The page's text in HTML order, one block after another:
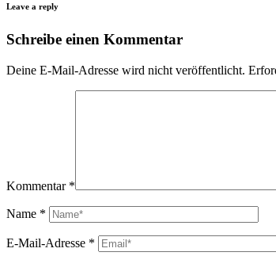
Leave a reply
Schreibe einen Kommentar
Deine E-Mail-Adresse wird nicht veröffentlicht.
Kommentar *
Name *
E-Mail-Adresse *